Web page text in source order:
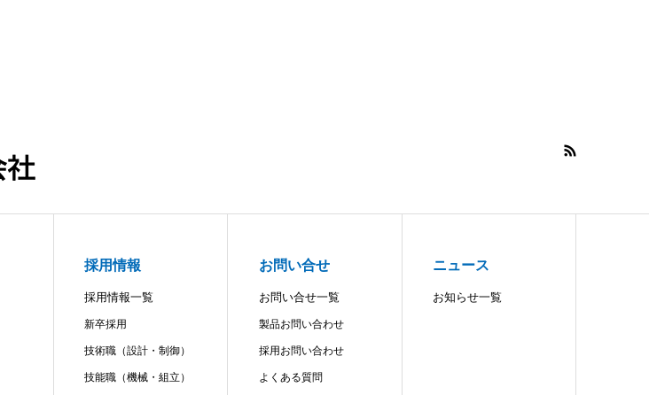
採用情報
採用情報一覧
新卒採用
技術職（設計・制御）
技能職（機械・組立）
お問い合せ
お問い合せ一覧
製品お問い合わせ
採用お問い合わせ
よくある質問
ニュース
お知らせ一覧